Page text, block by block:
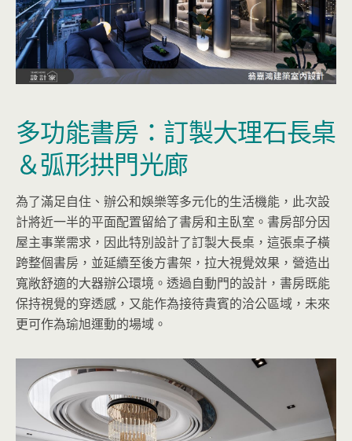
多功能書房：訂製大理石長桌
＆弧形拱門光廊
為了滿足自住、辦公和娛樂等多元化的生活機能，此次設
計將近一半的平面配置留給了書房和主臥室。書房部分因
屋主事業需求，因此特別設計了訂製大長桌，這張桌子橫
跨整個書房，並延續至後方書架，拉大視覺效果，營造出
寬敞舒適的大器辦公環境。透過自動門的設計，書房既能
保持視覺的穿透感，又能作為接待貴賓的洽公區域，未來
更可作為瑜旭運動的場域。